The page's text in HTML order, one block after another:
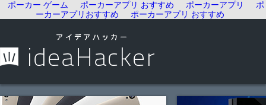
ポーカー ゲーム ポーカーアプリ おすすめ ポーカーアプリ
ポ
ーカーアプリおすすめ
ポーカーアプリ おすすめ